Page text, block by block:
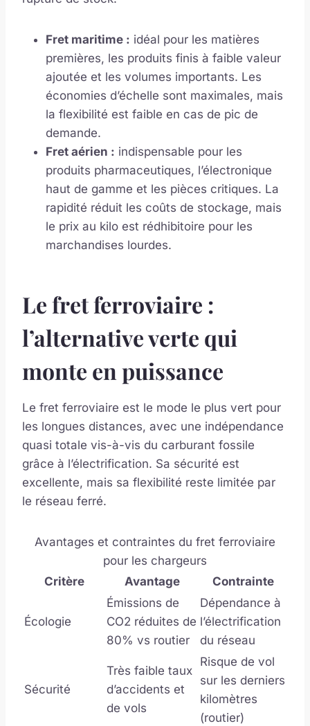
Fret maritime : idéal pour les matières
premières, les produits finis à faible valeur
ajoutée et les volumes importants. Les
économies d’échelle sont maximales, mais
la flexibilité est faible en cas de pic de
demande.
Fret aérien : indispensable pour les
produits pharmaceutiques, l’électronique
haut de gamme et les pièces critiques. La
rapidité réduit les coûts de stockage, mais
le prix au kilo est rédhibitoire pour les
marchandises lourdes.
Le fret ferroviaire :
l’alternative verte qui
monte en puissance
Le fret ferroviaire est le mode le plus vert pour
les longues distances, avec une indépendance
quasi totale vis-à-vis du carburant fossile
grâce à l’électrification. Sa sécurité est
excellente, mais sa flexibilité reste limitée par
le réseau ferré.
Avantages et contraintes du fret ferroviaire
pour les chargeurs
Critère
Avantage Contrainte
Écologie
Émissions de
CO2 réduites de
80% vs routier
Dépendance à
l’électrification
du réseau
Sécurité
Très faible taux
d’accidents et
de vols
Risque de vol
sur les derniers
kilomètres
(routier)